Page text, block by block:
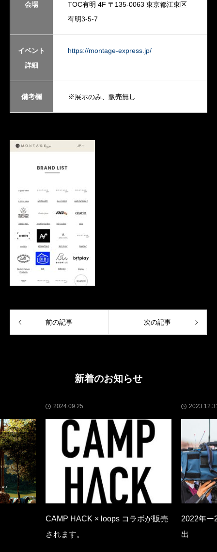
会場
TOC有明 4F 〒135-0063 東京都江東区
有明3-5-7
イベント
詳細
https://montage-express.jp/
備考欄 ※展示のみ、販売無し
前の記事 次の記事
新着のお知らせ
2024.09.25
CAMP HACK × loops コラボが販売
されます。
2022年ー
出